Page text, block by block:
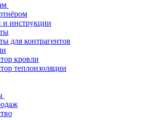
и инструкции
для контрагентов
кровли
теплоизоляции